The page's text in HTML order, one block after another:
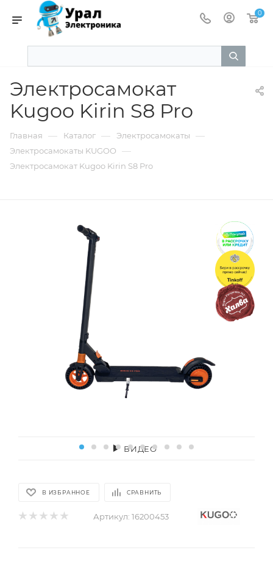
0
Электросамокат
Kugoo Kirin S8 Pro
Главная — Каталог — Электросамокаты —
Электросамокаты KUGOO —
Электросамокат Kugoo Kirin S8 Pro
ВИДЕО
В ИЗБРАННОЕ СРАВНИТЬ
Артикул: 16200453